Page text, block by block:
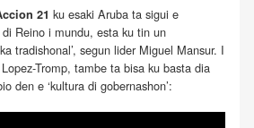
21 ku esaki Aruba ta sigui e
Reino i mundu, esta ku tin un
tradishonal’, segun lider Miguel Mansur. I
Tromp, tambe ta bisa ku basta dia
den e ‘kultura di gobernashon’: